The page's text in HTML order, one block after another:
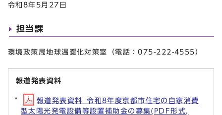
令和8年5月27日
担当課
環境政策局地球温暖化対策室（電話：075-222-4555）
報道発表資料
報道発表資料_令和8年度京都市住宅の自家消費
型太陽光発電設備等設置補助金の募集(PDF形式,